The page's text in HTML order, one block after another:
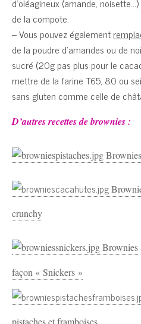
de la compote.
– Vous pouvez également
de la poudre d’amandes ou de
sucré (20g pas plus pour le
mettre de la farine T65, 80 ou
sans gluten comme celle de
D’autres recettes de brownies :
crunchy
Brownies
façon « Snickers »
pistaches et framboises